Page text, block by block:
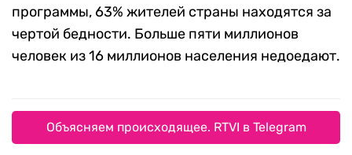
программы, 63% жителей страны находятся за
чертой бедности. Больше пяти миллионов
человек из 16 миллионов населения недоедают.
Объясняем происходящее. RTVI в Telegram